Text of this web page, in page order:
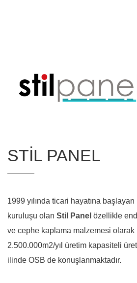
STİL PANEL
1999 yılında ticari hayatına
kuruluşu olan Stil Panel özellikle
ve cephe kaplama malzemesi olarak
2.500.000m2/yıl üretim kapasiteli
ilinde OSB de konuşlanmaktadır.